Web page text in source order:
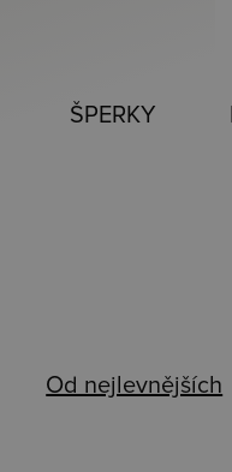
ŠPERKY
Od nejlevnějších